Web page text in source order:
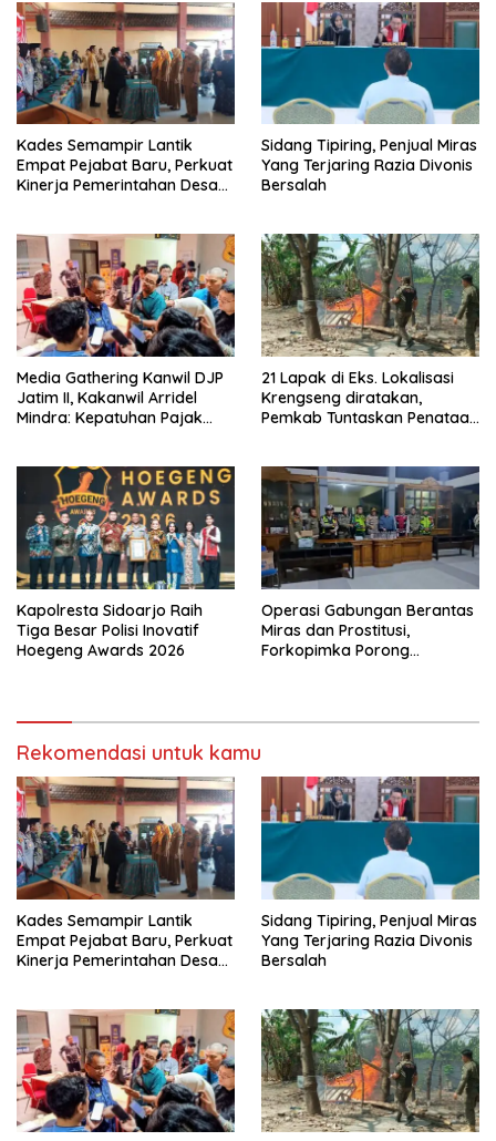
Kades Semampir Lantik
Empat Pejabat Baru, Perkuat
Kinerja Pemerintahan Desa
Sidang Tipiring, Penjual Miras
Yang Terjaring Razia Divonis
Bersalah
Media Gathering Kanwil DJP
Jatim II, Kakanwil Arridel
Mindra: Kepatuhan Pajak
21 Lapak di Eks. Lokalisasi
Krengseng diratakan,
Pemkab Tuntaskan Penataan
Kapolresta Sidoarjo Raih
Tiga Besar Polisi Inovatif
Hoegeng Awards 2026
Operasi Gabungan Berantas
Miras dan Prostitusi,
Forkopimka Porong
Rekomendasi untuk kamu
Kades Semampir Lantik
Empat Pejabat Baru, Perkuat
Kinerja Pemerintahan Desa
Sidang Tipiring, Penjual Miras
Yang Terjaring Razia Divonis
Bersalah